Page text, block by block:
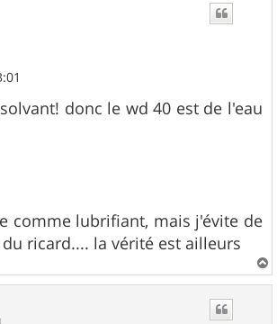
donc le wd 40 est de l'eau
comme lubrifiant, mais j'évite de
ricard.... la vérité est ailleurs
a